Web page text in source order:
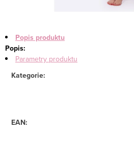
Popis produktu
Popis:
Parametry produktu
Kategorie:
EAN: